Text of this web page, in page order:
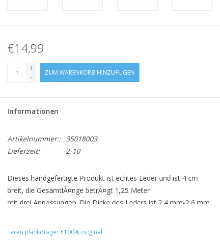
€14,99
+
-
ZUM WARENKORB HINZUFÜGEN
Informationen
Artikelnummer:: 35018003
Lieferzeit:
2-10
Dieses handgefertigte Produkt ist echtes Leder und ist 4 cm
breit, die GesamtlÃ¤nge betrÃ¤gt 1,25 Meter
mit drei Anpassungen. Die Dicke des Leders ist 2,4 mm-2,6 mm.
Leren plankdrager/ 100% original